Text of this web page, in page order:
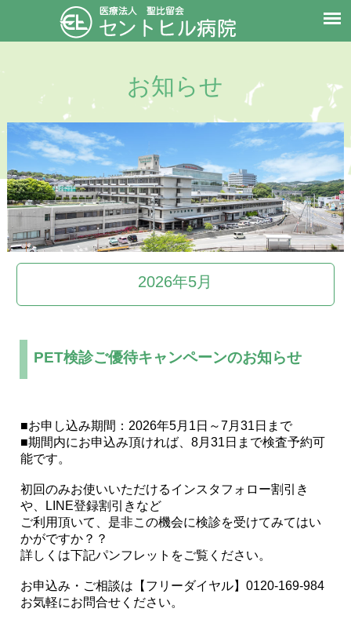
お知らせ
2026年5月
PET検診ご優待キャンペーンのお知らせ
■お申し込み期間：2026年5月1日～7月31日まで
■期間内にお申込み頂ければ、8月31日まで検査予約可
能です。
初回のみお使いいただけるインスタフォロー割引き
や、LINE登録割引きなど
ご利用頂いて、是非この機会に検診を受けてみてはい
かがですか？？
詳しくは下記パンフレットをご覧ください。
お申込み・ご相談は【フリーダイヤル】0120-169-984
お気軽にお問合せください。